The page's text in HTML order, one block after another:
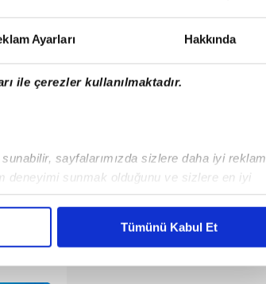
Ayarları Hakkında
ile çerezler kullanılmaktadır.
sayfalarımızda sizlere daha iyi reklam
deneyimi sunmak olduğunu ve sizlere en iyi
reklamların maliyetlerimizi karşılamak
Tümünü Kabul Et